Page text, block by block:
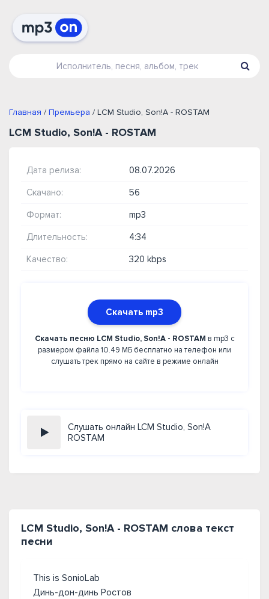
Главная / Премьера / LCM Studio, Son!A - ROSTAM
LCM Studio, Son!A - ROSTAM
Дата релиза: 08.07.2026
Скачано: 56
Формат: mp3
Длительность: 4:34
Качество: 320 kbps
Скачать mp3
Скачать песню LCM Studio, Son!A - ROSTAM в mp3 с
размером файла 10.49 МБ бесплатно на телефон или
слушать трек прямо на сайте в режиме онлайн
Слушать онлайн LCM Studio, Son!A
ROSTAM
LCM Studio, Son!A - ROSTAM слова текст
песни
This is SonioLab
Динь-дон-динь Ростов